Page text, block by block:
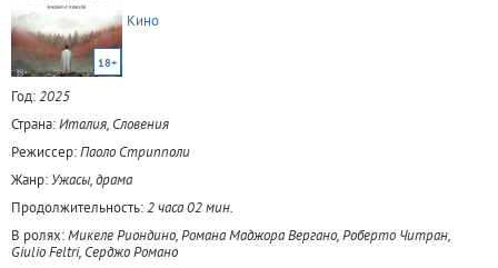
18+
Кино
Год:2025
Страна:Италия, Словения
Режиссер:Паоло Стрипполи
Жанр: Ужасы, драма
Продолжительность:2 часа 02 мин.
В ролях:Микеле Риондино, Романа Маджора Вергано, Роберто Читран,
Giulio Feltri, Серджо Романо